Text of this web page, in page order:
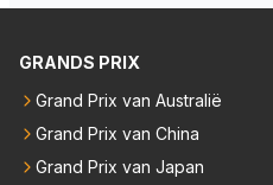
GRANDS PRIX
Grand Prix van Australië
Grand Prix van China
Grand Prix van Japan